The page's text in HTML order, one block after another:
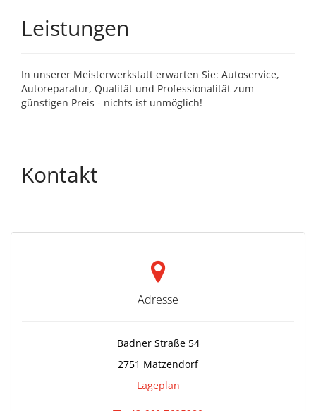
Leistungen
In unserer Meisterwerkstatt erwarten Sie: Autoservice,
Autoreparatur, Qualität und Professionalität zum
günstigen Preis - nichts ist unmöglich!
Kontakt
Adresse
Badner Straße 54
2751 Matzendorf
Lageplan